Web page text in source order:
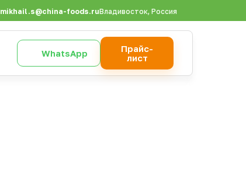
mikhail.s@china-foods.ruВладивосток, Россия
WhatsApp
Прайс-
лист